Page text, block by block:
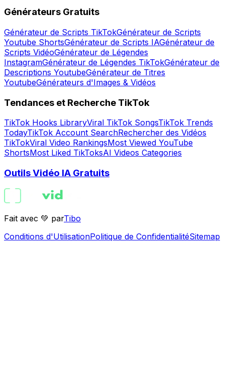
Générateurs Gratuits
Générateur de Scripts TikTokGénérateur de Scripts
Youtube ShortsGénérateur de Scripts IAGénérateur de
Scripts VidéoGénérateur de Légendes
InstagramGénérateur de Légendes TikTokGénérateur de
Descriptions YoutubeGénérateur de Titres
YoutubeGénérateurs d'Images & Vidéos
Tendances et Recherche TikTok
TikTok Hooks LibraryViral TikTok SongsTikTok Trends
TodayTikTok Account SearchRechercher des Vidéos
TikTokViral Video RankingsMost Viewed YouTube
ShortsMost Liked TikToksAI Videos Categories
Outils Vidéo IA Gratuits
Fait avec 💚 parTibo
Conditions d'UtilisationPolitique de ConfidentialitéSitemap